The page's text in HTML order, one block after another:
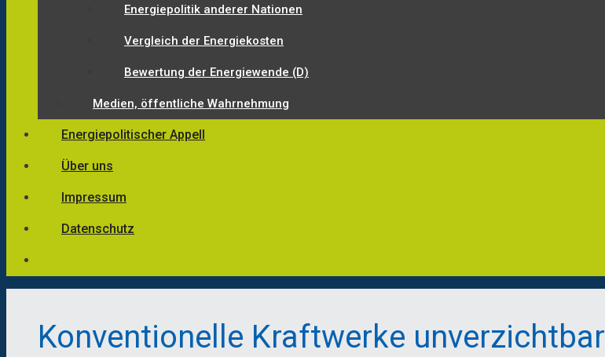
Energiepolitik anderer Nationen
Vergleich der Energiekosten
Bewertung der Energiewende (D)
Medien, öffentliche Wahrnehmung
Energiepolitischer Appell
Über uns
Impressum
Datenschutz
Konventionelle Kraftwerke unverzichtbar